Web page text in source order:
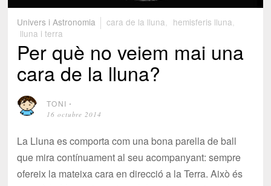
Univers i Astronomia cara de la lluna hemisferis lluna
lluna i terra
Per què no veiem mai una
cara de la lluna?
TONI ⋅
16 octubre 2014
La Lluna es comporta com una bona parella de ball
que mira contínuament al seu acompanyant: sempre
ofereix la mateixa cara en direcció a la Terra. Això és